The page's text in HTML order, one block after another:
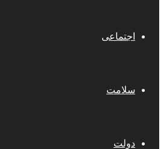
اجتماعی
سلامت
دولت